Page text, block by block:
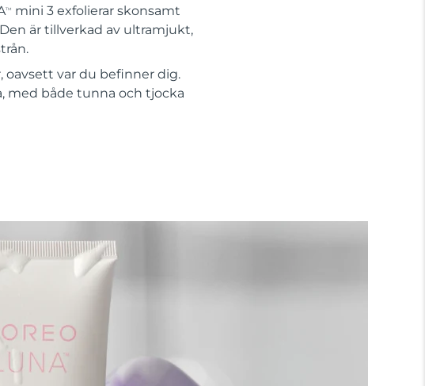
TM
mini 3 exfolierar skonsamt
är tillverkad av ultramjukt,
oavsett var du befinner dig.
med både tunna och tjocka